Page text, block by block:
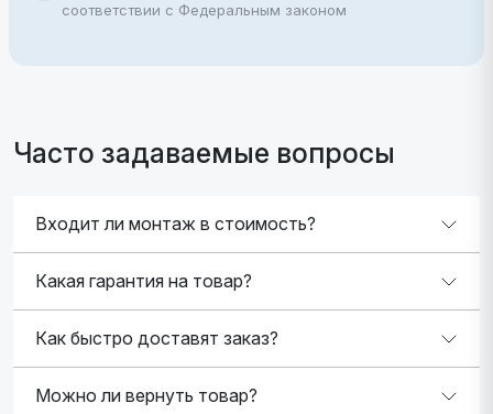
соответствии с Федеральным законом
Часто задаваемые вопросы
Входит ли монтаж в стоимость?
Какая гарантия на товар?
Как быстро доставят заказ?
Можно ли вернуть товар?